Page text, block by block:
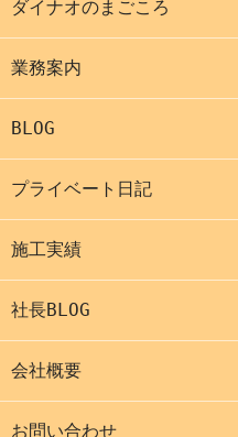
ダイナオのまごころ
業務案内
BLOG
プライベート日記
施工実績
社長BLOG
会社概要
お問い合わせ